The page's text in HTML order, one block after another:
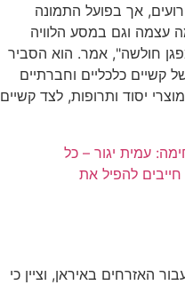
אך בפועל התמונה
עצמה וגם במסע הלוויה
חולשה", אמר. הוא הסביר
קשיים כלכליים וחברתיים
יסוד ותרופות, לצד קשיים
עמית יגור – כל
להפיל את
האזרחים באיראן, וציין כי